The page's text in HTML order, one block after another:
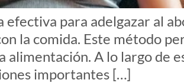
para adelgazar al
la comida. Este método
A lo largo de
importantes […]